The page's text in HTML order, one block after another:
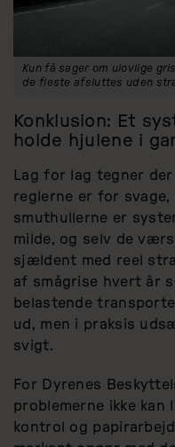
Kun få sager om ulovlige
de fleste afsluttes uden
Konklusion: Et
holde hjulene i
Lag for lag tegner
reglerne er for
smuthullerne er
milde, og selv de
sjældent med reel
af smågrise hvert år
belastende
ud, men i praksis
svigt.
For Dyrenes
problemerne ikke kan
kontrol og